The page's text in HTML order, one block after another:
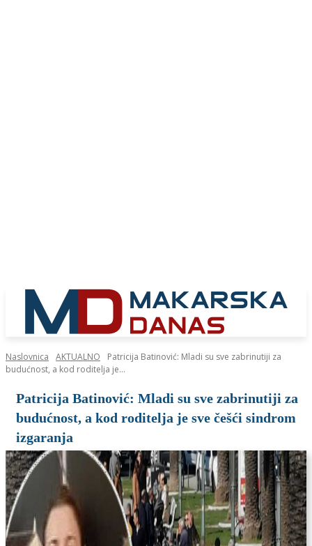
Naslovnica AKTUALNO
Patricija Batinović: Mladi su sve zabrinutiji za
budućnost, a kod roditelja je...
Patricija Batinović: Mladi su sve zabrinutiji za
budućnost, a kod roditelja je sve češći sindrom
izgaranja